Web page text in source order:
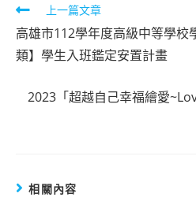
Read
more
articles
上一篇文章
高雄市112學年度高級中等學校
類】學生入班鑑定安置計畫
2023「超越自己幸福繪愛
相關內容